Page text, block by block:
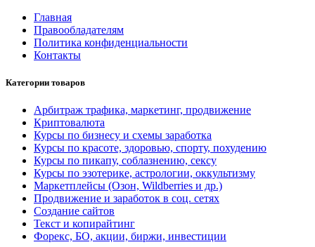
Главная
Правообладателям
Политика конфиденциальности
Контакты
Категории товаров
Арбитраж трафика, маркетинг, продвижение
Криптовалюта
Курсы по бизнесу и схемы заработка
Курсы по красоте, здоровью, спорту, похудению
Курсы по пикапу, соблазнению, сексу
Курсы по эзотерике, астрологии, оккультизму
Маркетплейсы (Озон, Wildberries и др.)
Продвижение и заработок в соц. сетях
Создание сайтов
Текст и копирайтинг
Форекс, БО, акции, биржи, инвестиции